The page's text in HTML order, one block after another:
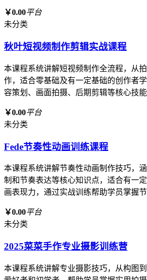
￥0.00平台
未分类
秋叶短视频制作剪辑实战课程
本课程系统讲解短视频制作全流程，从
作，适合零基础及有一定基础的创作者
容策划、画面拍摄、后期剪辑等核心技
￥0.00平台
未分类
Fede节奏性动画训练课程
本课程系统讲解节奏性动画制作技巧，
制和节奏表达等核心知识点，适合有一
画表现力，通过实战训练帮助学员掌握
￥0.00平台
未分类
2025菜菜手作专业摄影训练营
本课程系统讲解专业摄影技巧，从构图